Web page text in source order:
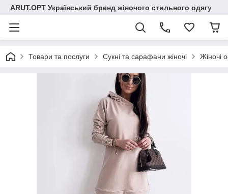
ARUT.OPT Український бренд жіночого стильного одягу
Товари та послуги Сукні та сарафани жіночі Жіночі